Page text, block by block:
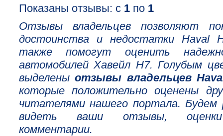
Показаны отзывы: с 1по 1
Отзывы владельцев позволяют
достоинства и недостатки Haval
также помогут оценить
автомобилей Хавейл Н7. Голубым
выделены отзывы владельцев
которые положительно оценены
читателями нашего портала. Будем
видеть ваши отзывы,
комментарии.